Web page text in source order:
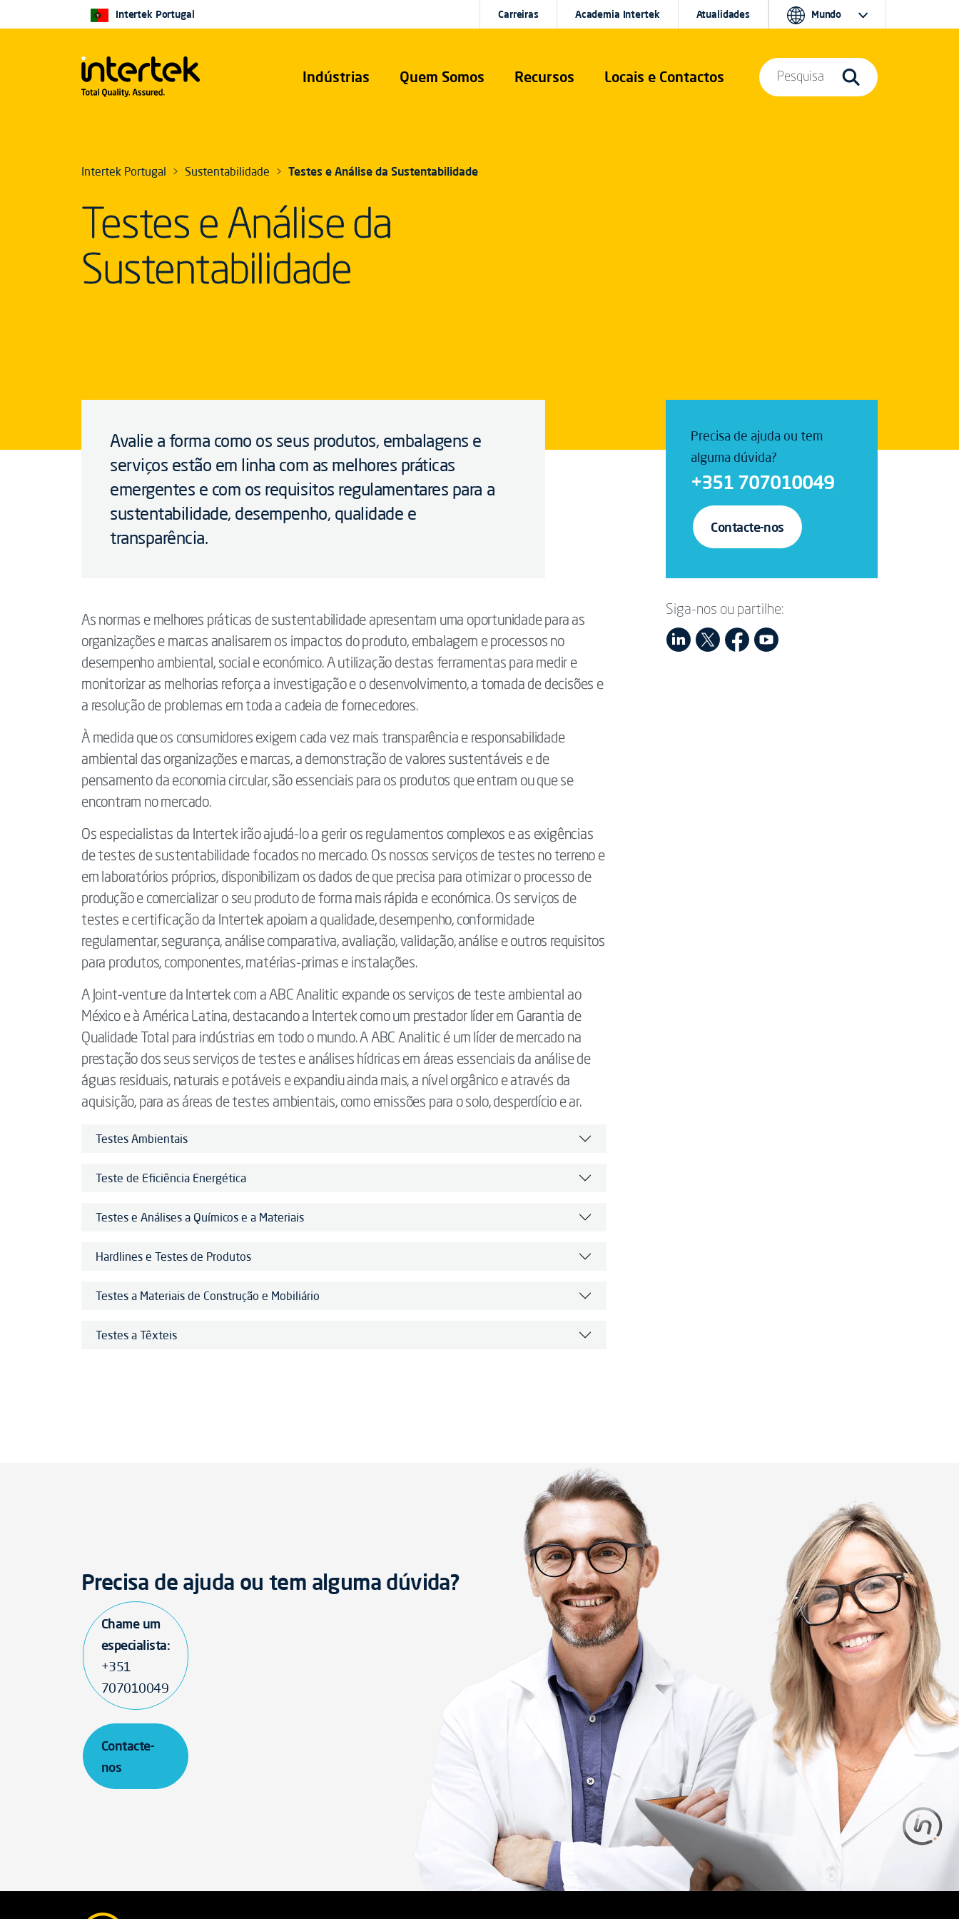
Indústrias Quem Somos Recursos Locais e Contactos
Intertek Portugal Carreiras Academia Intertek Atualidades Mundo
Pesquisa
Intertek Portugal Sustentabilidade Testes e Análise da Sustentabilidade
Testes e Análise da
Sustentabilidade
Avalie a forma como os seus produtos, embalagens e
serviços estão em linha com as melhores práticas
emergentes e com os requisitos regulamentares para a
sustentabilidade, desempenho, qualidade e
transparência.
As normas e melhores práticas de sustentabilidade apresentam uma oportunidade para as
organizações e marcas analisarem os impactos do produto, embalagem e processos no
desempenho ambiental, social e económico. A utilização destas ferramentas para medir e
monitorizar as melhorias reforça a investigação e o desenvolvimento, a tomada de decisões e
a resolução de problemas em toda a cadeia de fornecedores.
À medida que os consumidores exigem cada vez mais transparência e responsabilidade
ambiental das organizações e marcas, a demonstração de valores sustentáveis e de
pensamento da economia circular, são essenciais para os produtos que entram ou que se
encontram no mercado.
Os especialistas da Intertek irão ajudá-lo a gerir os regulamentos complexos e as exigências
de testes de sustentabilidade focados no mercado. Os nossos serviços de testes no terreno e
em laboratórios próprios, disponibilizam os dados de que precisa para otimizar o processo de
produção e comercializar o seu produto de forma mais rápida e económica. Os serviços de
testes e certificação da Intertek apoiam a qualidade, desempenho, conformidade
regulamentar, segurança, análise comparativa, avaliação, validação, análise e outros requisitos
para produtos, componentes, matérias-primas e instalações.
A Joint-venture da Intertek com a ABC Analitic expande os serviços de teste ambiental ao
México e à América Latina, destacando a Intertek como um prestador líder em Garantia de
Qualidade Total para indústrias em todo o mundo. A ABC Analitic é um líder de mercado na
prestação dos seus serviços de testes e análises hídricas em áreas essenciais da análise de
águas residuais, naturais e potáveis e expandiu ainda mais, a nível orgânico e através da
aquisição, para as áreas de testes ambientais, como emissões para o solo, desperdício e ar.
Testes Ambientais
Teste de Eficiência Energética
Testes e Análises a Químicos e a Materiais
Hardlines e Testes de Produtos
Testes a Materiais de Construção e Mobiliário
Testes a Têxteis
Precisa de ajuda ou tem
alguma dúvida?
+351 707010049
Contacte-nos
Siga-nos ou partilhe:
Precisa de ajuda ou tem alguma dúvida?
Chame um
especialista:
+351
707010049
Contacte-
nos